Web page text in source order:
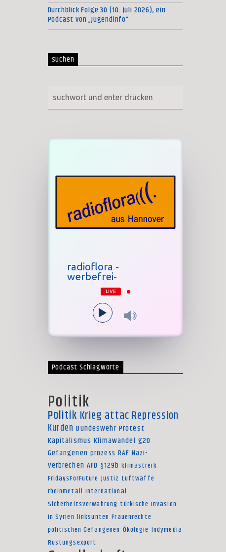
Durchblick Folge 30 (10. Juli 2026), ein
Podcast von „Jugendinfo“
suchen
radioflora -
werbefrei-
LIVE
Podcast Schlagworte
Politik
Politik Krieg attac Repression
Kurden Bundeswehr Protest
Kapitalismus Klimawandel g20
Gefangenen prozess RAF Nazi-
Verbrechen AFD §129b klimastreik
FridaysForFuture Justiz Luftwaffe
rheinmetall International
Sicherheitsverwahrung türkische Invasion
in Syrien linksunten Frauenrechte
politischen Gefangenen Ökologie Indymedia
Rüstungsexport